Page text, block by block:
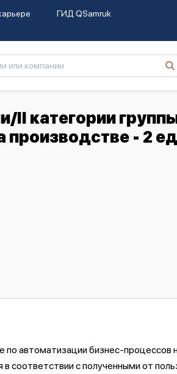
ГИД QSamruk
II категории
производстве - 2
автоматизации бизнес-процессов
с полученными от